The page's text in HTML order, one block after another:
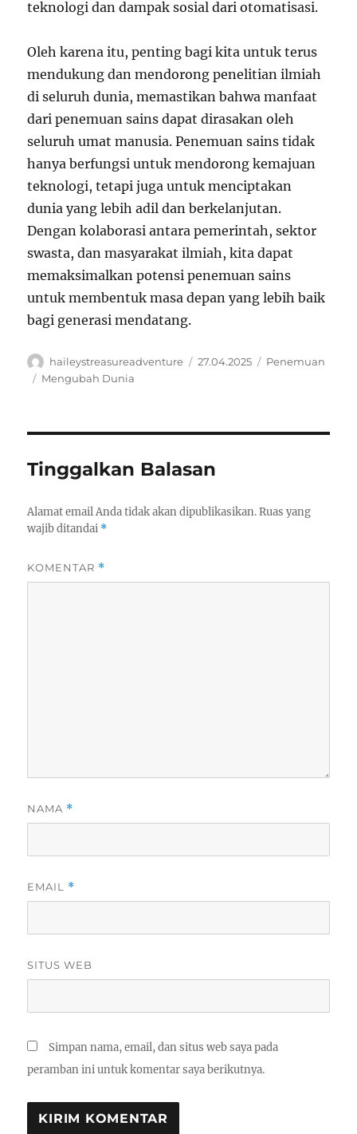
teknologi dan dampak sosial dari otomatisasi.
Oleh karena itu, penting bagi kita untuk terus
mendukung dan mendorong penelitian ilmiah
di seluruh dunia, memastikan bahwa manfaat
dari penemuan sains dapat dirasakan oleh
seluruh umat manusia. Penemuan sains tidak
hanya berfungsi untuk mendorong kemajuan
teknologi, tetapi juga untuk menciptakan
dunia yang lebih adil dan berkelanjutan.
Dengan kolaborasi antara pemerintah, sektor
swasta, dan masyarakat ilmiah, kita dapat
memaksimalkan potensi penemuan sains
untuk membentuk masa depan yang lebih baik
bagi generasi mendatang.
Author
haileystreasureadventure
Posted
27.04.2025 Categories
Penemuan
Tags
Mengubah Dunia
Tinggalkan Balasan
Alamat email Anda tidak akan dipublikasikan. Ruas yang
wajib ditandai *
KOMENTAR *
NAMA *
EMAIL *
SITUS WEB
Simpan nama, email, dan situs web saya pada
peramban ini untuk komentar saya berikutnya.